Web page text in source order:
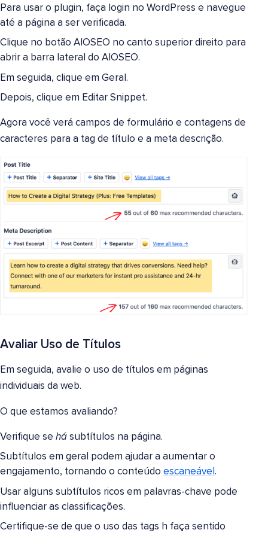
Para usar o plugin, faça login no WordPress e navegue
até a página a ser verificada.
Clique no botão AIOSEO no canto superior direito para
abrir a barra lateral do AIOSEO.
Em seguida, clique em Geral.
Depois, clique em Editar Snippet.
Agora você verá campos de formulário e contagens de
caracteres para a tag de título e a meta descrição.
Avaliar Uso de Títulos
Em seguida, avalie o uso de títulos em páginas
individuais da web.
O que estamos avaliando?
Verifique se há subtítulos na página.
Subtítulos em geral podem ajudar a aumentar o
engajamento, tornando o conteúdo escaneável .
Usar alguns subtítulos ricos em palavras-chave pode
influenciar as classificações.
Certifique-se de que o uso das tags h faça sentido